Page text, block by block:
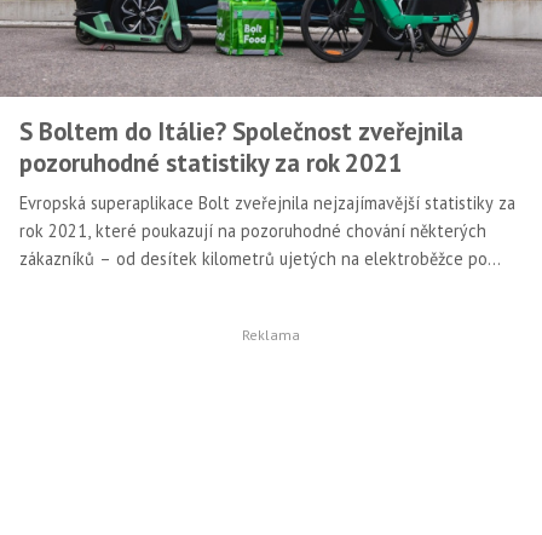
S Boltem do Itálie? Společnost zveřejnila
pozoruhodné statistiky za rok 2021
Evropská superaplikace Bolt zveřejnila nejzajímavější statistiky za
rok 2021, které poukazují na pozoruhodné chování některých
zákazníků – od desítek kilometrů ujetých na elektroběžce po